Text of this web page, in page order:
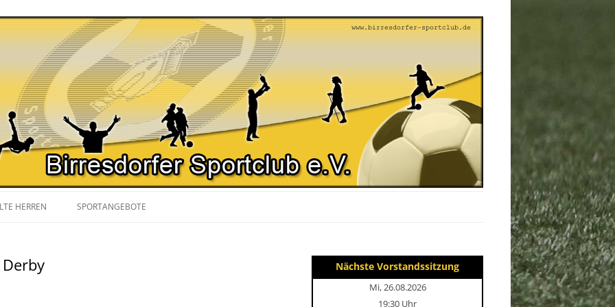
HERREN SPORTANGEBOTE
Nächste Vorstandssitzung
Mi, 26.08.2026
19:30 Uhr